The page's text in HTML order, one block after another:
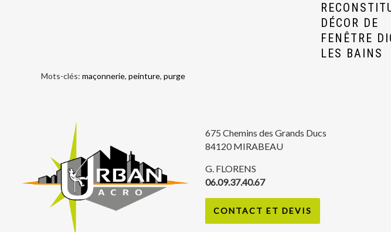
DÉCOR DE
FENÊTRE
LES BAINS
Mots-clés: maçonnerie, peinture, purge
675 Chemins des Grands Ducs
84120 MIRABEAU
G. FLORENS
06.09.37.40.67
CONTACT ET DEVIS